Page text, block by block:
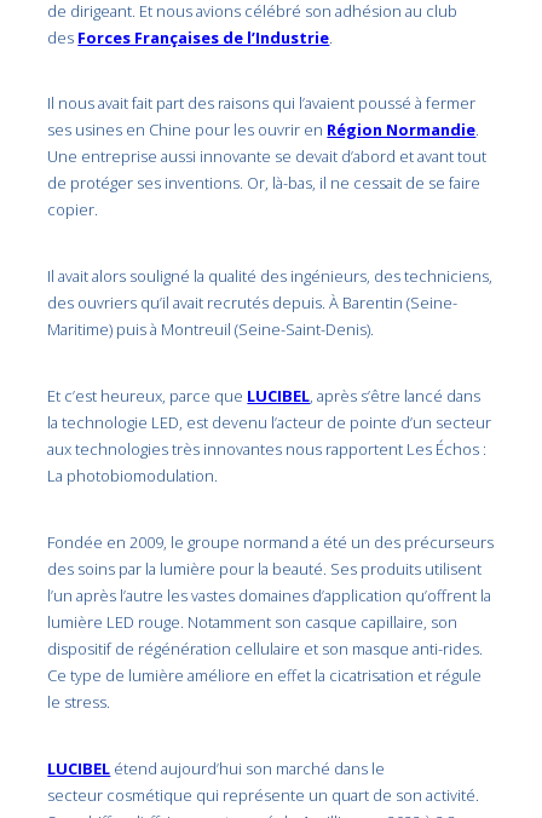
de dirigeant. Et nous avions célébré son adhésion au club
des Forces Françaises de l’Industrie.
Il nous avait fait part des raisons qui l’avaient poussé à fermer
ses usines en Chine pour les ouvrir en Région Normandie.
Une entreprise aussi innovante se devait d’abord et avant tout
de protéger ses inventions. Or, là-bas, il ne cessait de se faire
copier.
Il avait alors souligné la qualité des ingénieurs, des techniciens,
des ouvriers qu’il avait recrutés depuis. À Barentin (Seine-
Maritime) puis à Montreuil (Seine-Saint-Denis).
Et c’est heureux, parce que LUCIBEL, après s’être lancé dans
la technologie LED, est devenu l’acteur de pointe d’un secteur
aux technologies très innovantes nous rapportent Les Échos :
La photobiomodulation.
Fondée en 2009, le groupe normand a été un des précurseurs
des soins par la lumière pour la beauté. Ses produits utilisent
l’un après l’autre les vastes domaines d’application qu’offrent la
lumière LED rouge. Notamment son casque capillaire, son
dispositif de régénération cellulaire et son masque anti-rides.
Ce type de lumière améliore en effet la cicatrisation et régule
le stress.
LUCIBEL étend aujourd’hui son marché dans le
secteur cosmétique qui représente un quart de son activité.